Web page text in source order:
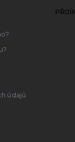
údajů